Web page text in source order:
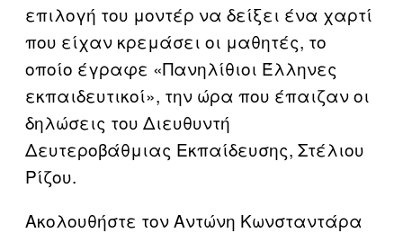
επιλογή του μοντέρ να δείξει ένα χαρτί
που είχαν κρεμάσει οι μαθητές, το
οποίο έγραφε «Πανηλίθιοι Έλληνες
εκπαιδευτικοί», την ώρα που έπαιζαν οι
δηλώσεις του Διευθυντή
Δευτεροβάθμιας Εκπαίδευσης, Στέλιου
Ρίζου.
Ακολουθήστε τον Αντώνη Κωνσταντάρα